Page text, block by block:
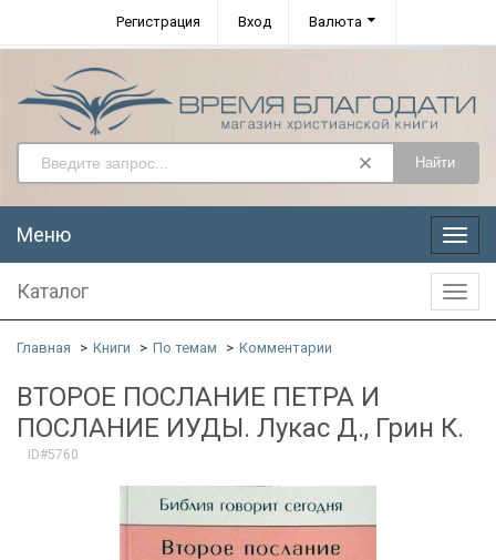
Регистрация Вход Валюта
Найти
Меню
Меню
Каталог
Главная Книги По темам Комментарии
ВТОРОЕ ПОСЛАНИЕ ПЕТРА И
ПОСЛАНИЕ ИУДЫ. Лукас Д., Грин К.
ID#5760